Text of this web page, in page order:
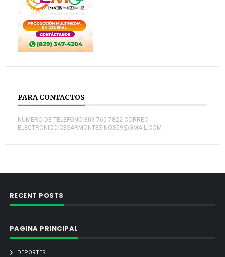
PARA CONTACTOS
NUMERO DE TELEFONO:809-760-7822 CORREO
ELECTRONICO:CESARMONTESINOS59@GMAIL.COM
RECENT POSTS
PAGINA PRINCIPAL
DEPORTES